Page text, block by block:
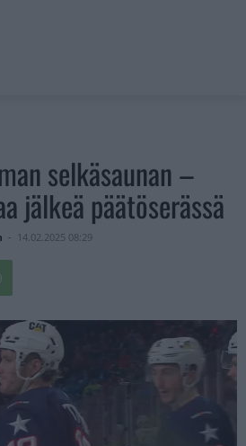
selkäsaunan –
jälkeä päätöserässä
- 14.02.2025 08:29